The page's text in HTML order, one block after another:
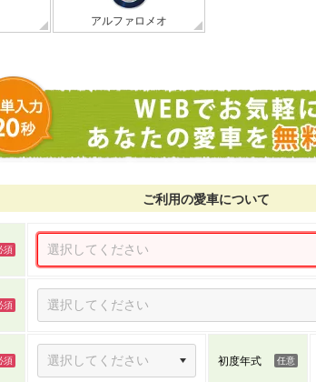
アルファロメオ
ご利用の愛車について
初度年式